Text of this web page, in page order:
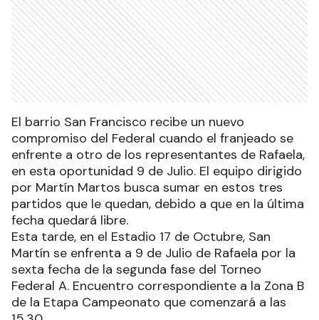
El barrio San Francisco recibe un nuevo
compromiso del Federal cuando el franjeado se
enfrente a otro de los representantes de Rafaela,
en esta oportunidad 9 de Julio. El equipo dirigido
por Martín Martos busca sumar en estos tres
partidos que le quedan, debido a que en la última
fecha quedará libre.
Esta tarde, en el Estadio 17 de Octubre, San
Martín se enfrenta a 9 de Julio de Rafaela por la
sexta fecha de la segunda fase del Torneo
Federal A. Encuentro correspondiente a la Zona B
de la Etapa Campeonato que comenzará a las